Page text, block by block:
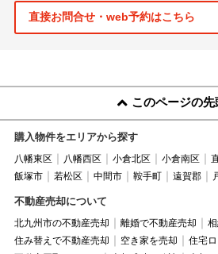
直接お問合せ・web予約はこちら
このページの先
購入物件をエリアから探す
八幡東区 八幡西区 小倉北区 小倉南区
飯塚市
若松区 中間市 鞍手町 遠賀郡
不動産売却について
北九州市の不動産売却 離婚で不動産売却
住み替えで不動産売却
空き家を売却
住宅